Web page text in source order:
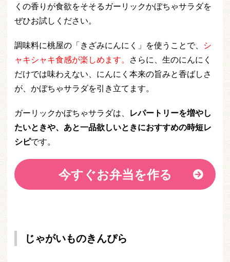
くの香りが食欲をそそるガーリックかぼちゃサラダを
ぜひお試しください。
調味料に桃屋の「きざみにんにく」を使うことで、 シ
ャキシャキ食感が楽しめます。 さらに、生のにんにく
だけでは味わえない、にんにく本来の旨みと香ばしさ
が、かぼちゃサラダを引き立てます。
ガーリックかぼちゃサラダは、 レパートリーを増やし
たいときや、あと一品欲しいときにおすすめの時短レ
シピです。
今すぐお弁当を作る
じゃがいものきんぴら